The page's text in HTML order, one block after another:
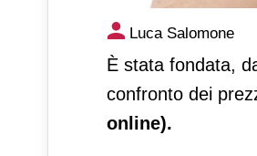
I prezzi non
Luca Salomone
È stata fondata,
confronto dei
online).